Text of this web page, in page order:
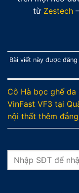
từ Zestech
Bài viết này được
Cô Hà bọc ghế da
VinFast VF3 tại
nội thất thêm